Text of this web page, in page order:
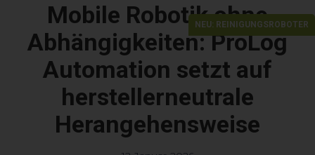
NEU: REINIGUNGSROBOTER
Mobile Robotik ohne
Abhängigkeiten: ProLog
Automation setzt auf
herstellerneutrale
Herangehensweise